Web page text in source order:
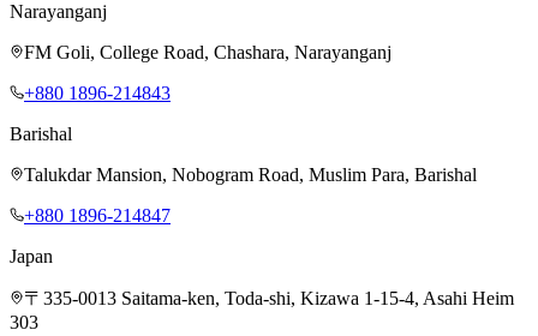
Narayanganj
FM Goli, College Road, Chashara, Narayanganj
+880 1896-214843
Barishal
Talukdar Mansion, Nobogram Road, Muslim Para, Barishal
+880 1896-214847
Japan
〒335-0013 Saitama-ken, Toda-shi, Kizawa 1-15-4, Asahi Heim
303